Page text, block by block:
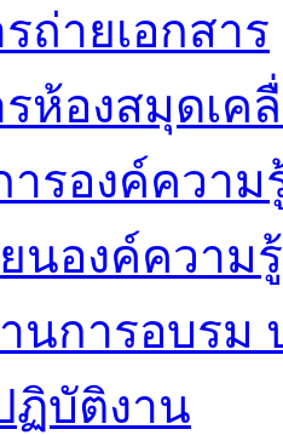
ถ่ายเอกสาร
ห้องสมุดเค
ารองค์ความ
นองค์ความ
นการอบรม
ฏิบัติงาน